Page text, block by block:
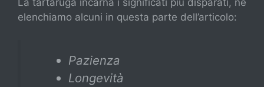
La tartaruga incarna i significati più disparati, ne
elenchiamo alcuni in questa parte dell’articolo:
Pazienza
Longevità